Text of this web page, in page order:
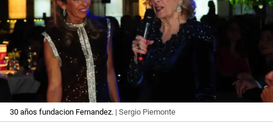
30 años fundacion Fernandez. | Sergio Piemonte